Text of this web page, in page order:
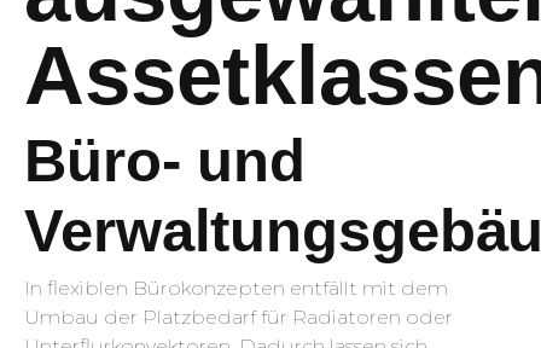
Büro- und
In flexiblen Bürokonzepten entfällt mit dem
Umbau der Platzbedarf für Radiatoren oder